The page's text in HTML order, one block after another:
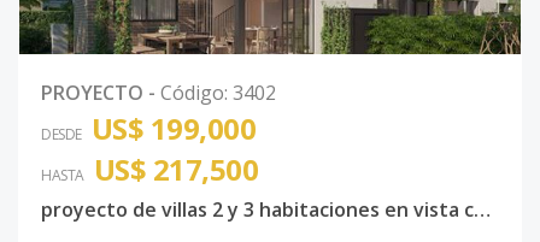
PROYECTO - Código: 3402
DESDE US$ 199,000
HASTA US$ 217,500
proyecto de villas 2 y 3 habitaciones en vista cana